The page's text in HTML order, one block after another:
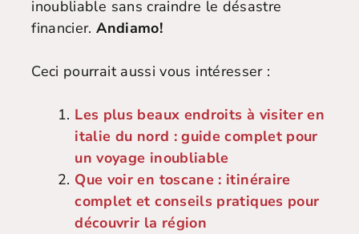
inoubliable sans craindre le désastre
financier.Andiamo!
Ceci pourrait aussi vous intéresser :
Les plus beaux endroits à visiter en
italie du nord : guide complet pour
un voyage inoubliable
Que voir en toscane : itinéraire
complet et conseils pratiques pour
découvrir la région